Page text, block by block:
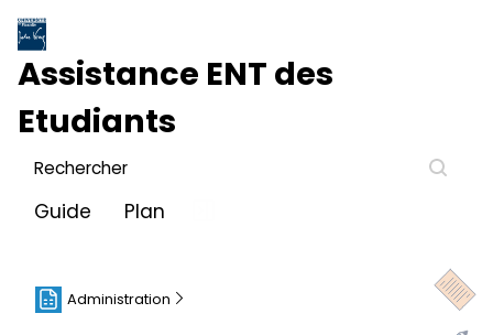
Assistance ENT des
Etudiants
Guide Plan
Administration